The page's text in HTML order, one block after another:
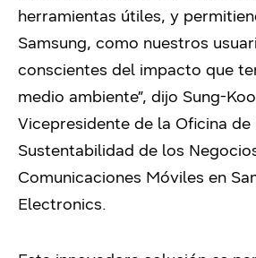
herramientas útiles, y
Samsung, como nuestros
conscientes del impacto que
medio ambiente”, dijo Sung-
Vicepresidente de la Oficina de
Sustentabilidad de los
Comunicaciones Móviles en
Electronics.